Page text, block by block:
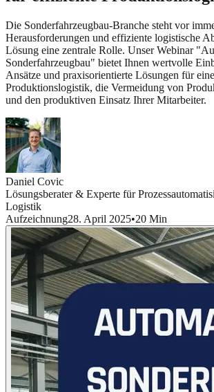
Die Sonderfahrzeugbau-Branche steht vor
Herausforderungen und effiziente logistische
Lösung eine zentrale Rolle. Unser Webinar
Sonderfahrzeugbau" bietet Ihnen wertvolle
Ansätze und praxisorientierte Lösungen für
Produktionslogistik, die Vermeidung von
und den produktiven Einsatz Ihrer Mitarbeiter.
Daniel Covic
Lösungsberater & Experte für
Logistik
Aufzeichnung28. April 2025•20 Min